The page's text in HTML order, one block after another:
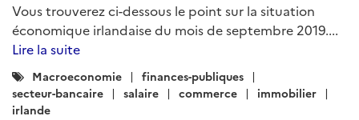
Vous trouverez ci-dessous le point sur la situation
économique irlandaise du mois de septembre 2019....
Lire la suite
Catégories
:
Macroeconomie
finances-publiques
secteur-bancaire
salaire commerce
immobilier
irlande